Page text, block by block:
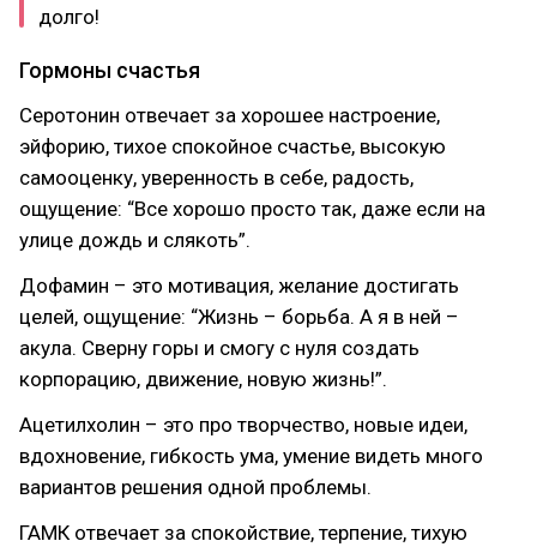
долго!
Гормоны счастья
Серотонин отвечает за хорошее настроение,
эйфорию, тихое спокойное счастье, высокую
самооценку, уверенность в себе, радость,
ощущение: “Все хорошо просто так, даже если на
улице дождь и слякоть”.
Дофамин – это мотивация, желание достигать
целей, ощущение: “Жизнь – борьба. А я в ней –
акула. Сверну горы и смогу с нуля создать
корпорацию, движение, новую жизнь!”.
Ацетилхолин – это про творчество, новые идеи,
вдохновение, гибкость ума, умение видеть много
вариантов решения одной проблемы.
ГАМК отвечает за спокойствие, терпение, тихую